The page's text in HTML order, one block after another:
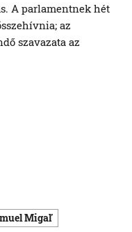
A parlamentnek hét
az
szavazata az
Migaľ